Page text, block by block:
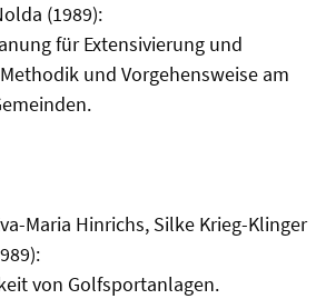
(1989):
für Extensivierung und
und Vorgehensweise am
Maria Hinrichs, Silke Krieg-Klinger
von Golfsportanlagen.